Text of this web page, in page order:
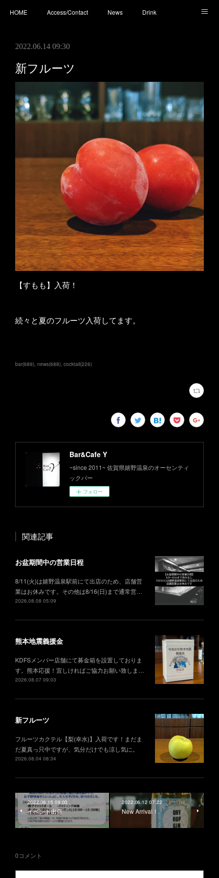
HOME Access/Contact News Drink
2022.06.14 09:30
新フルーツ
【すもも】入荷！
続々と夏のフルーツ入荷してます。
bar(689) news(688) cocktail(226)
Bar&Cafe Y
~since 2011~ 佐賀県嬉野温泉のオーセンティ
ックバー
フォロー
関連記事
お盆期間中の営業日程
8/11(火)は嬉野温泉駅前にて出店のため、店舗営
業はお休みです。その他は8/16(日)まで通常営…
2026.08.08 05:09
熊本地震義援金
KDFSメンバー店舗にて募金箱を設置しておりま
す。熊本応援！宜しければご協力お願い致しま…
2026.08.07 09:03
新フルーツ
フルーツカクテル【梨(幸水)】入荷です！まだま
だ夏真っ只中ですが、気分だけでも涼し気に。
2026.08.04 08:34
2022.06.15 09:03
イベント出店
2022.06.12 07:22
New Arrival！
0コメント